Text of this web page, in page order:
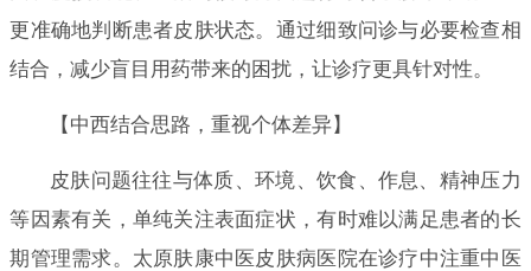
更准确地判断患者皮肤状态。通过细致问诊与必要检查相
结合，减少盲目用药带来的困扰，让诊疗更具针对性。
【中西结合思路，重视个体差异】
皮肤问题往往与体质、环境、饮食、作息、精神压力
等因素有关，单纯关注表面症状，有时难以满足患者的长
期管理需求。太原肤康中医皮肤病医院在诊疗中注重中医